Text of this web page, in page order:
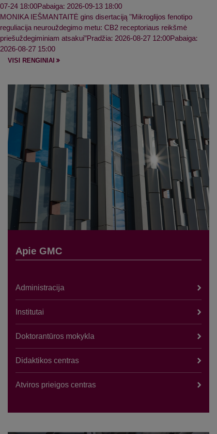
07-24 18:00Pabaiga: 2026-09-13 18:00
MONIKA IEŠMANTAITĖ gins disertaciją "Mikroglijos fenotipo
reguliacija neurouždegimo metu: CB2 receptoriaus reikšmė
priešuždegiminiam atsakui”Pradžia: 2026-08-27 12:00Pabaiga:
2026-08-27 15:00
VISI RENGINIAI
Apie GMC
Administracija
Institutai
Doktorantūros mokykla
Didaktikos centras
Atviros prieigos centras